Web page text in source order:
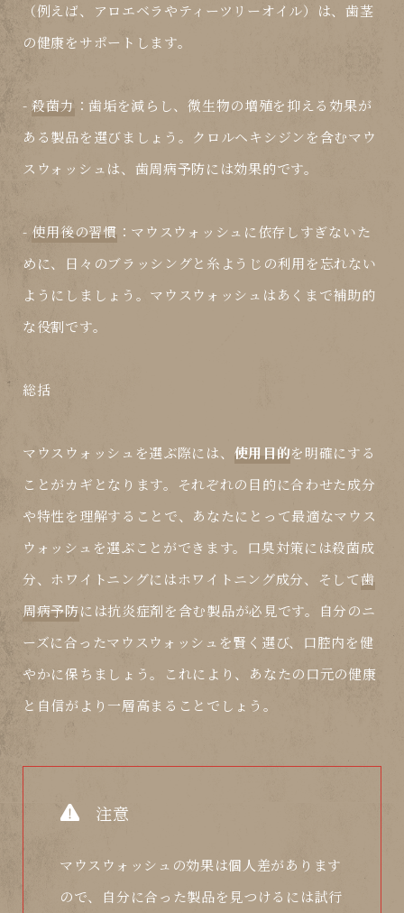
（例えば、アロエベラやティーツリーオイル）は、歯茎
の健康をサポートします。
-殺菌力 ：歯垢を減らし、微生物の増殖を抑える効果が
ある製品を選びましょう。クロルヘキシジンを含むマウ
スウォッシュは、歯周病予防には効果的です。
- 使用後の習慣 ：マウスウォッシュに依存しすぎないた
めに、日々のブラッシングと糸ようじの利用を忘れない
ようにしましょう。マウスウォッシュはあくまで補助的
な役割です。
総括
マウスウォッシュを選ぶ際には、 使用目的を明確にする
ことがカギとなります。それぞれの目的に合わせた成分
や特性を理解することで、あなたにとって最適なマウス
ウォッシュを選ぶことができます。 口臭対策には殺菌成
分、 ホワイトニングにはホワイトニング成分、そして歯
周病予防には抗炎症剤を含む製品が必見です。自分のニ
ーズに合ったマウスウォッシュを賢く選び、口腔内を健
やかに保ちましょう。これにより、あなたの口元の健康
と自信がより一層高まることでしょう。
注意
マウスウォッシュの効果は個人差があります
ので、自分に合った製品を見つけるには試行